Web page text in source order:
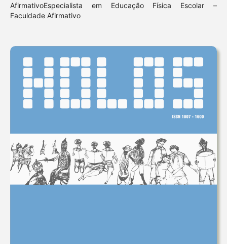
AfirmativoEspecialista em Educação Física Escolar –
Faculdade Afirmativo